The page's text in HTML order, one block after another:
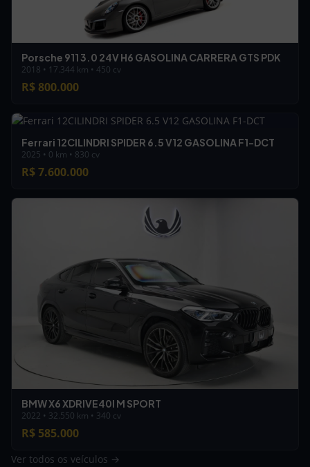
Porsche 911 3.0 24V H6 GASOLINA CARRERA GTS PDK
2018 • 17.344 km • 450 cv
R$ 800.000
Ferrari 12CILINDRI SPIDER 6.5 V12 GASOLINA F1-DCT
2025 • 0 km • 830 cv
R$ 7.600.000
BMW X6 XDRIVE40I M SPORT
2022 • 32.550 km • 340 cv
R$ 585.000
Ver todos os veículos →